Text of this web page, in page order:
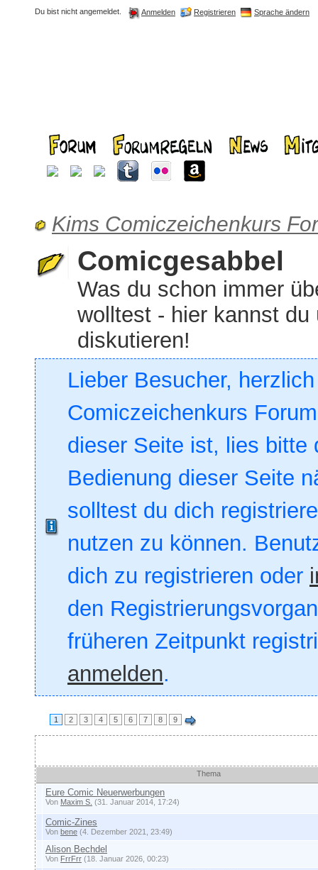
Du bist nicht angemeldet. Anmelden Registrieren Sprache ändern
Kims Comiczeichenkurs
Comicgesabbel
Was du schon immer
wolltest - hier kannst
diskutieren!
Lieber Besucher,
Comiczeichenkurs
dieser Seite ist, lies bitte
Bedienung dieser Seite
solltest du dich
nutzen zu können.
dich zu registrieren oder
den
früheren Zeitpunkt
anmelden.
1 2 3 4 5 6 7 8 9
Thema
Eure Comic Neuerwerbungen
Von Maxim S. (31. Januar 2014, 17:24)
Comic-Zines
Von bene (4. Dezember 2021, 23:49)
Alison Bechdel
Von FrrFrr (18. Januar 2026, 00:23)